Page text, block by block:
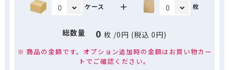
ケース ＋ 枚
総数量 0 枚 /0円 (税込 0円)
※ 商品の金額です。オプション追加時の金額はお買い物カー
トでご確認ください。